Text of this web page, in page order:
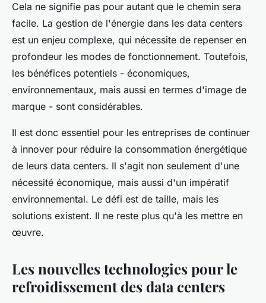
Cela ne signifie pas pour autant que le chemin sera
facile. La gestion de l'énergie dans les data centers
est un enjeu complexe, qui nécessite de repenser en
profondeur les modes de fonctionnement. Toutefois,
les bénéfices potentiels - économiques,
environnementaux, mais aussi en termes d'image de
marque - sont considérables.
Il est donc essentiel pour les entreprises de continuer
à innover pour réduire la consommation énergétique
de leurs data centers. Il s'agit non seulement d'une
nécessité économique, mais aussi d'un impératif
environnemental. Le défi est de taille, mais les
solutions existent. Il ne reste plus qu'à les mettre en
œuvre.
Les nouvelles technologies pour le
refroidissement des data centers